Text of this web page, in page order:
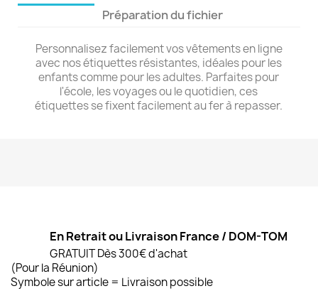
Préparation du fichier
Personnalisez facilement vos vêtements en ligne
avec nos étiquettes résistantes, idéales pour les
enfants comme pour les adultes. Parfaites pour
l'école, les voyages ou le quotidien, ces
étiquettes se fixent facilement au fer à repasser.
En Retrait ou Livraison France / DOM-TOM
GRATUIT Dès 300€ d'achat
(Pour la Réunion)
Symbole sur article = Livraison possible